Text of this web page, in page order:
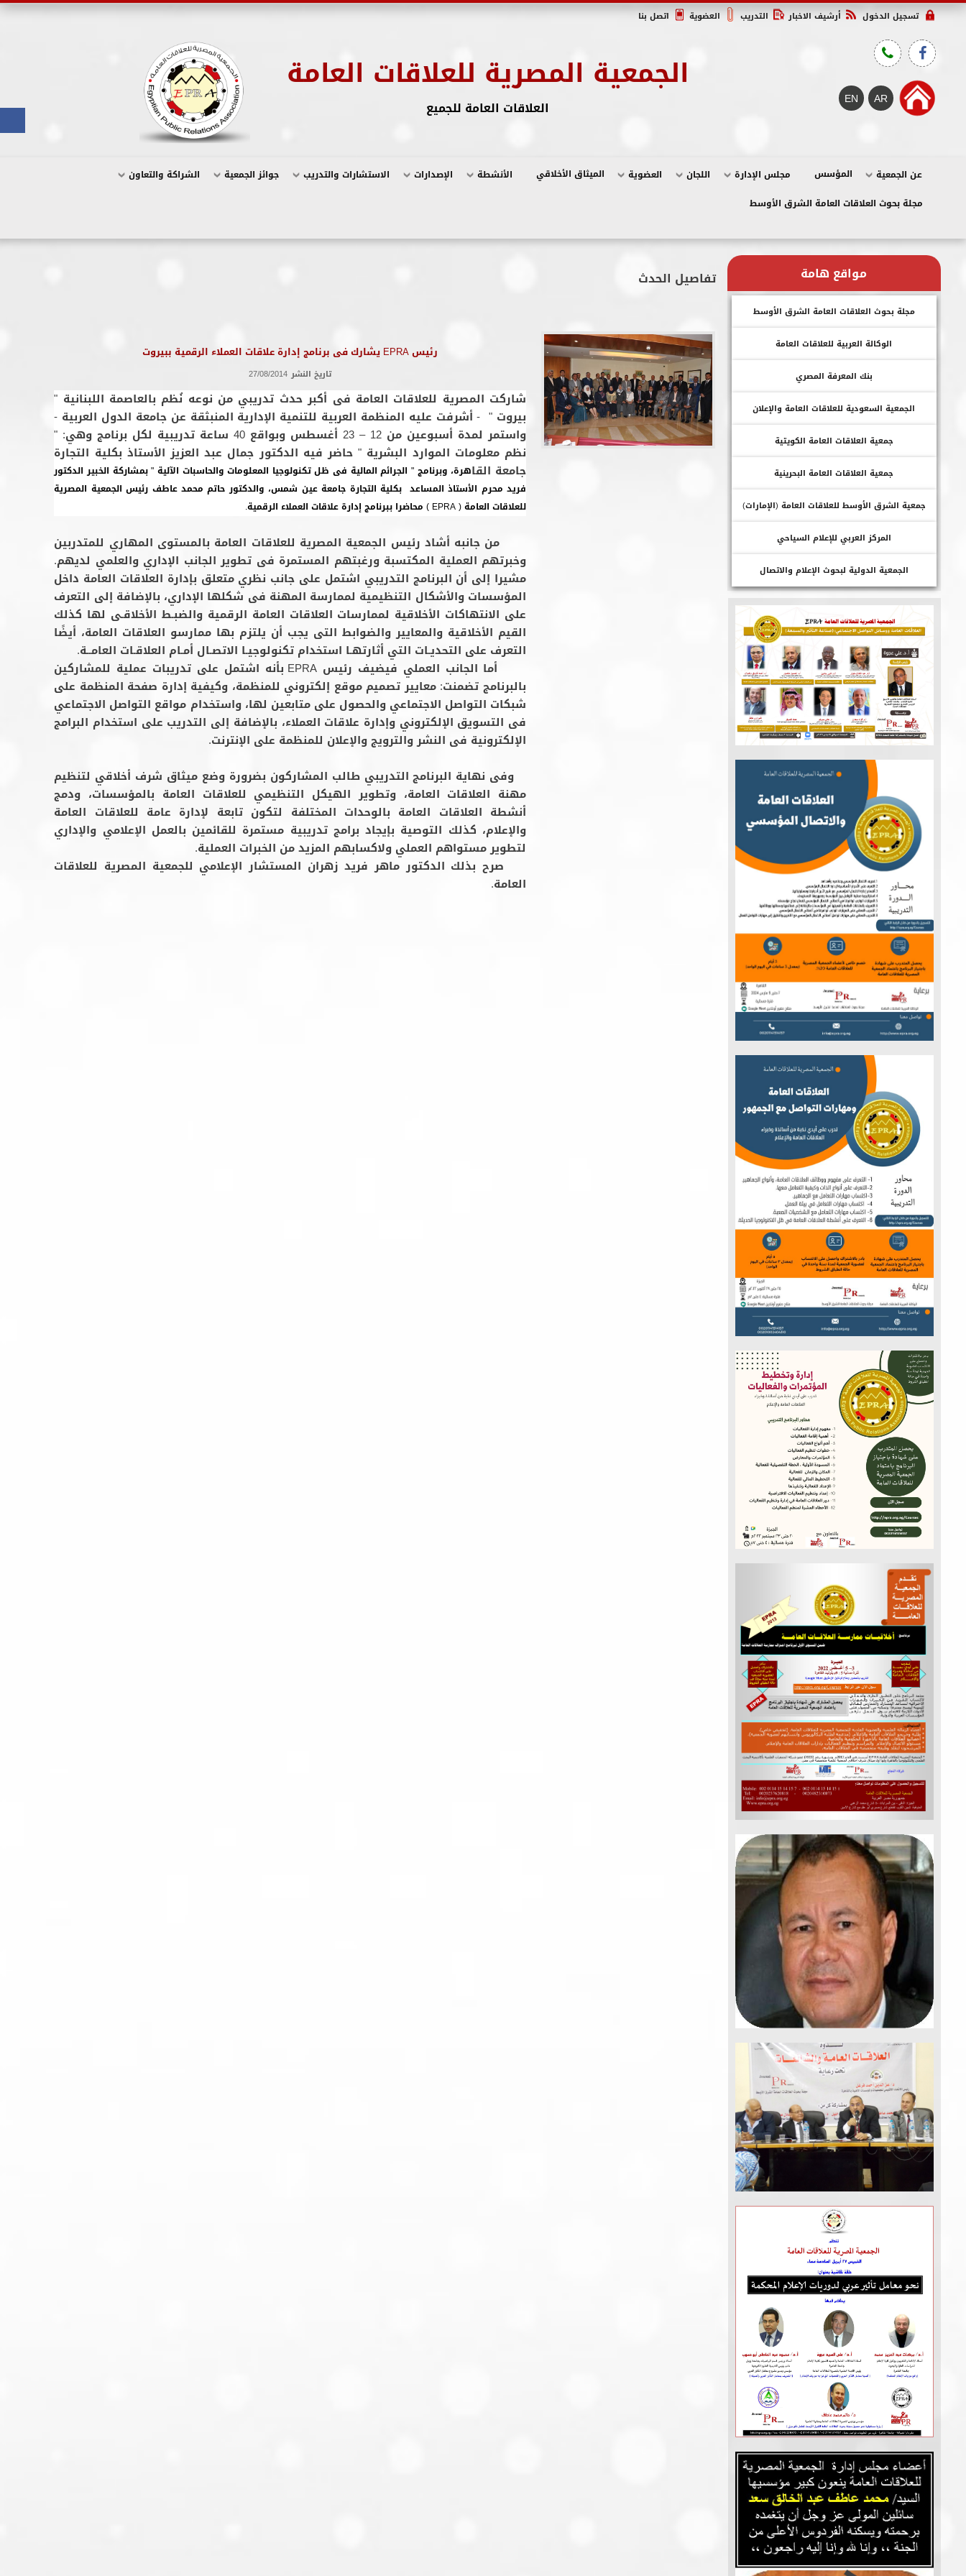
تسجيل الدخول أرشيف الاخبار التدريب العضوية اتصل بنا
الجمعية المصرية للعلاقات العامة
العلاقات العامة للجميع
عن الجمعية المؤسس مجلس الإدارة اللجان العضوية الميثاق الأخلاقي الأنشطة الإصدارات الاستشارات والتدريب جوائز الجمعية
الشراكة والتعاون
مجلة بحوث العلاقات العامة الشرق الأوسط
مواقع هامة
مجلة بحوث العلاقات العامة الشرق الأوسط
الوكالة العربية للعلاقات العامة
بنك المعرفة المصري
الجمعية السعودية للعلاقات العامة والإعلان
جمعية العلاقات العامة الكويتية
جمعية العلاقات العامة البحرينية
جمعية الشرق الأوسط للعلاقات العامة (الإمارات)
المركز العربي للإعلام السياحي
الجمعية الدولية لبحوث الإعلام والاتصال
تفاصيل الحدث
رئيس EPRA يشارك فى برنامج إدارة علاقات العملاء الرقمية ببيروت
تاريخ النشر 27/08/2014
شاركت المصرية للعلاقات العامة فى أكبر حدث تدريبي من نوعه نُظم بالعاصمة اللبنانية "
بيروت " - أشرفت عليه المنظمة العربية للتنمية الإدارية المنبثقة عن جامعة الدول العربية -
واستمر لمدة أسبوعين من 12 – 23 أغسطس وبواقع 40 ساعة تدريبية لكل برنامج وهي: "
نظم معلومات الموارد البشرية " حاضر فيه الدكتور جمال عبد العزيز الأستاذ بكلية التجارة
جامعة القاهرة، وبرنامج " الجرائم المالية فى ظل تكنولوجيا المعلومات والحاسبات الآلية " بمشاركة الخبير الدكتور
فريد محرم الأستاذ المساعد بكلية التجارة جامعة عين شمس، والدكتور حاتم محمد عاطف رئيس الجمعية المصرية
للعلاقات العامة ( EPRA ) محاضرا ببرنامج إدارة علاقات العملاء الرقمية.
من جانبه أشاد رئيس الجمعية المصرية للعلاقات العامة بالمستوى المهاري للمتدربين
وخبرتهم العملية المكتسبة ورغبتهم المستمرة فى تطوير الجانب الإداري والعلمي لديهم.
مشيرا إلى أن البرنامج التدريبي اشتمل على جانب نظري متعلق بإدارة العلاقات العامة داخل
المؤسسات والأشكال التنظيمية لممارسة المهنة فى شكلها الإداري، بالإضافة إلى التعرف
على الانتهاكات الأخلاقية لممارسات العلاقات العامة الرقمية والضبـط الأخلاقـى لها كذلك
القيم الأخلاقية والمعايير والضوابط التى يجب أن يلتزم بها ممارسو العلاقات العامة، أيضًا
التعرف على التحديـات التي أثارتهـا استخدام تكنولوجيـا الاتصـال أمـام العلاقـات العامــة.
أما الجانب العملي فيضيف رئيس EPRA بأنه اشتمل على تدريبات عملية للمشاركين
بالبرنامج تضمنت: معايير تصميم موقع إلكتروني للمنظمة، وكيفية إدارة صفحة المنظمة على
شبكات التواصل الاجتماعي والحصول على متابعين لها، واستخدام مواقع التواصل الاجتماعي
فى التسويق الإلكتروني وإدارة علاقات العملاء، بالإضافة إلى التدريب على استخدام البرامج
الإلكترونية فى النشر والترويج والإعلان للمنظمة على الإنترنت.
وفى نهاية البرنامج التدريبي طالب المشاركون بضرورة وضع ميثاق شرف أخلاقي لتنظيم
مهنة العلاقات العامة، وتطوير الهيكل التنظيمي للعلاقات العامة بالمؤسسات، ودمج
أنشطة العلاقات العامة بالوحدات المختلفة لتكون تابعة لإدارة عامة للعلاقات العامة
والإعلام، كذلك التوصية بإيجاد برامج تدريبية مستمرة للقائمين بالعمل الإعلامي والإداري
لتطوير مستواهم العملي ولاكسابهم المزيد من الخبرات العملية.
صرح بذلك الدكتور ماهر فريد زهران المستشار الإعلامي للجمعية المصرية للعلاقات
العامة.